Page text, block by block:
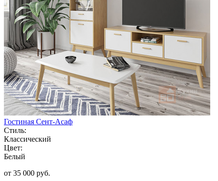
Гостиная Сент-Асаф
Стиль:
Классический
Цвет:
Белый
от 35 000 руб.